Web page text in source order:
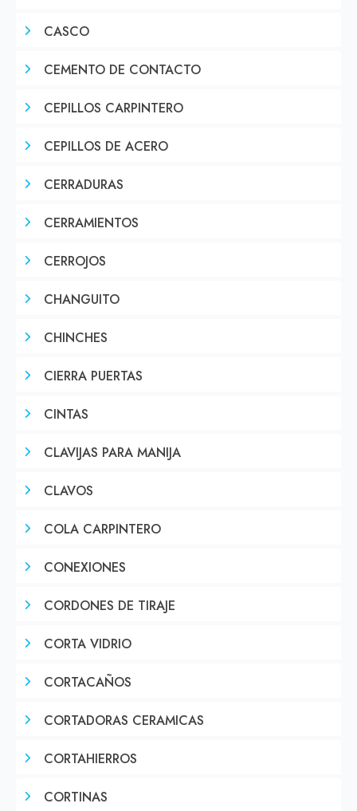
CASCO
CEMENTO DE CONTACTO
CEPILLOS CARPINTERO
CEPILLOS DE ACERO
CERRADURAS
CERRAMIENTOS
CERROJOS
CHANGUITO
CHINCHES
CIERRA PUERTAS
CINTAS
CLAVIJAS PARA MANIJA
CLAVOS
COLA CARPINTERO
CONEXIONES
CORDONES DE TIRAJE
CORTA VIDRIO
CORTACAÑOS
CORTADORAS CERAMICAS
CORTAHIERROS
CORTINAS